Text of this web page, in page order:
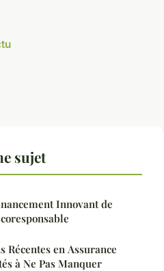
sujet
Innovant de
en Assurance
à Ne Pas Manquer